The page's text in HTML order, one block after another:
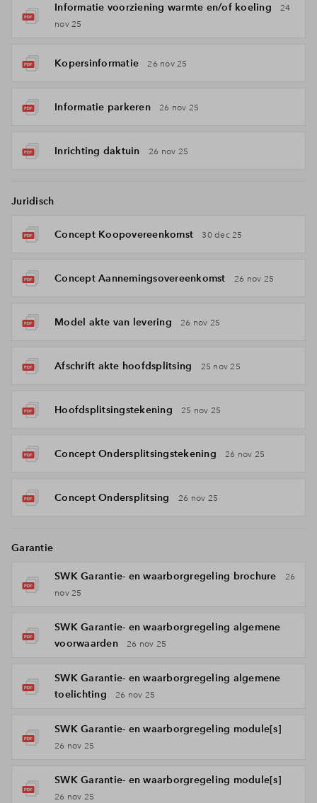
Informatie voorziening warmte en/of koeling
24
nov 25
Kopersinformatie 26 nov 25
Informatie parkeren 26 nov 25
Inrichting daktuin 26 nov 25
Juridisch
Concept Koopovereenkomst 30 dec 25
Concept Aannemingsovereenkomst 26 nov 25
Model akte van levering 26 nov 25
Afschrift akte hoofdsplitsing 25 nov 25
Hoofdsplitsingstekening 25 nov 25
Concept Ondersplitsingstekening 26 nov 25
Concept Ondersplitsing 26 nov 25
Garantie
SWK Garantie- en waarborgregeling brochure
26
nov 25
SWK Garantie- en waarborgregeling algemene
voorwaarden
26 nov 25
SWK Garantie- en waarborgregeling algemene
toelichting
26 nov 25
SWK Garantie- en waarborgregeling module[s]
26 nov 25
SWK Garantie- en waarborgregeling module[s]
26 nov 25